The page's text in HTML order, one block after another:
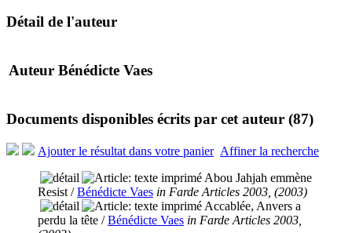
Détail de l'auteur
Auteur Bénédicte Vaes
Documents disponibles écrits par cet auteur (87)
Ajouter le résultat dans votre panier Affiner la recherche
Abou Jahjah emmène
Resist /Bénédicte Vaes in Farde Articles 2003, (2003)
Accablée, Anvers a
perdu la tête /Bénédicte Vaes in Farde Articles 2003,